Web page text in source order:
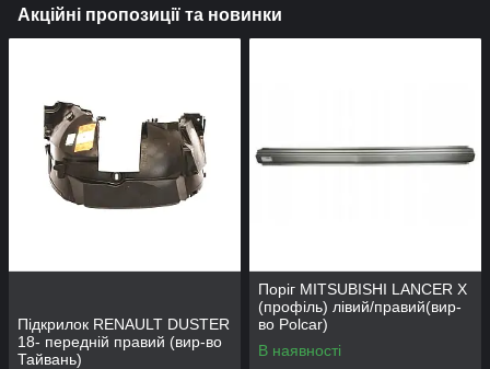
Акційні пропозиції та новинки
Підкрилок RENAULT DUSTER
18- передній правий (вир-во
Тайвань)
Поріг MITSUBISHI LANCER Х
(профіль) лівий/правий(вир-
во Polcar)
В наявності